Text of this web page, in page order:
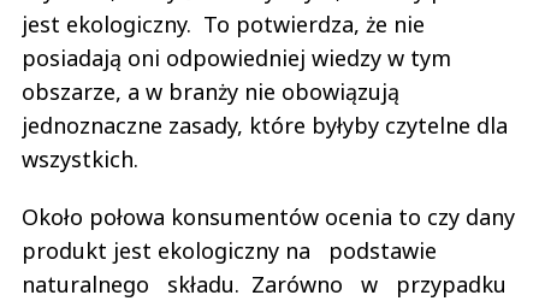
jest ekologiczny. To potwierdza, że nie
posiadają oni odpowiedniej wiedzy w tym
obszarze, a w branży nie obowiązują
jednoznaczne zasady, które byłyby czytelne dla
wszystkich.
Około połowa konsumentów ocenia to czy dany
produkt jest ekologiczny na podstawie
naturalnego składu. Zarówno w przypadku